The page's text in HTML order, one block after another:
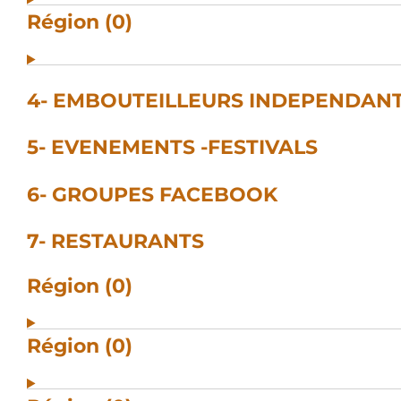
Région (0)
4- EMBOUTEILLEURS
5- EVENEMENTS -FESTIVALS
6- GROUPES FACEBOOK
7- RESTAURANTS
Région (0)
Région (0)